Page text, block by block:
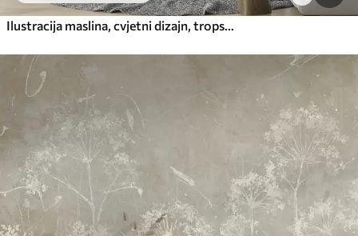
Ilustracija maslina, cvjetni dizajn, tropsko, akvarel, veliko lišće, tamna pozadina